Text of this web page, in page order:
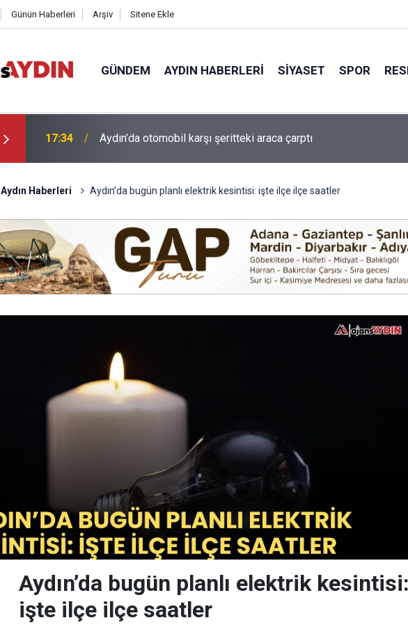
Günün Haberleri Arşiv Sitene Ekle
GÜNDEM AYDIN HABERLERI SIYASET SPOR
16:07 Efeler'de minik yetenekler yeşil sahada geleceğe hazırlanıyor
Aydın Haberleri Aydın’da bugün planlı elektrik kesintisi: işte ilçe ilçe saatler
Aydın’da bugün planlı elektrik kesintisi:
işte ilçe ilçe saatler